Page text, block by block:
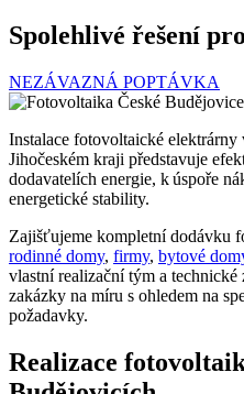
Spolehlivé řešení
NEZÁVAZNÁ POPTÁVKA
Instalace fotovoltaické
Jihočeském kraji představuje
dodavatelích energie, k úspoře
energetické stability.
Zajišťujeme kompletní dodávku
rodinné domy, firmy, bytové
vlastní realizační tým a
zakázky na míru s ohledem na
požadavky.
Realizace